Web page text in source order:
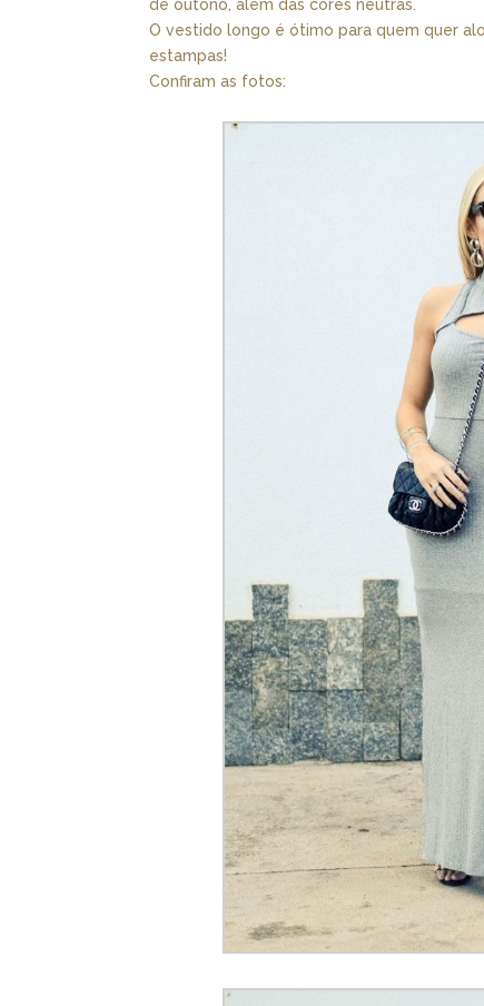
de outono, além das cores neutras.
O vestido longo é ótimo para quem quer
estampas!
Confiram as fotos: